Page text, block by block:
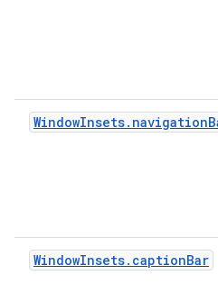
WindowInsets.captionBar